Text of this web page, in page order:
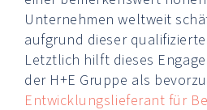
Unternehmen weltweit
aufgrund dieser
Letztlich hilft dieses
der H+E Gruppe als
Entwicklungslieferant für